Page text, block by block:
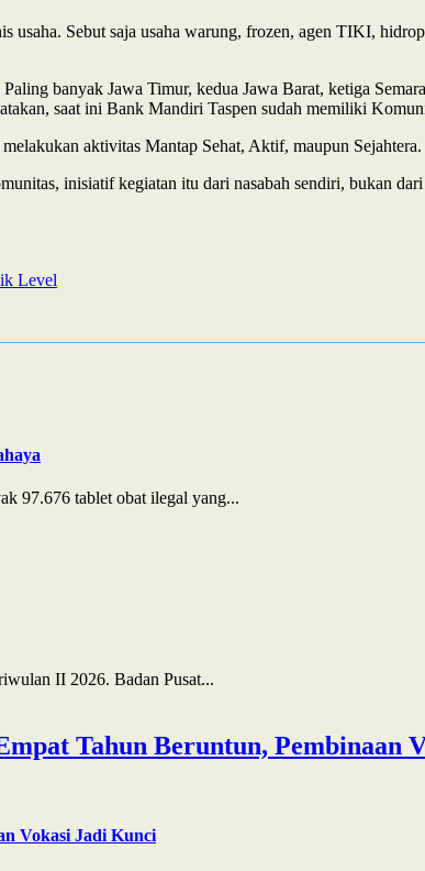
usaha. Sebut saja usaha warung, frozen, agen TIKI,
banyak Jawa Timur, kedua Jawa Barat, ketiga
saat ini Bank Mandiri Taspen sudah memiliki
aktivitas Mantap Sehat, Aktif, maupun Sejahtera.
inisiatif kegiatan itu dari nasabah sendiri, bukan
Level
97.676 tablet obat ilegal yang...
II 2026. Badan Pusat...
Tahun Beruntun, Pembinaan
Vokasi Jadi Kunci